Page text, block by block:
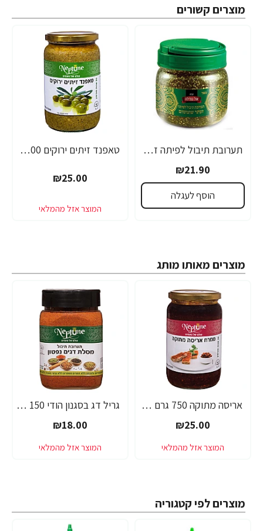
מוצרים קשורים
תערובת תיבול לפיתה זעתר עם שומשום צנצנת 250 גרם - מבית אל נח'לה
₪21.90
הוסף לעגלה
טאפנד זיתים ירוקים 700 גרם - נפטון
₪25.00
מוצרים מאותו מותג
אריסה מתוקה 750 גרם - נפטון
₪25.00
גריל דג בסגנון הודי 150 גרם - נפטון
₪18.00
מוצרים לפי קטגוריה